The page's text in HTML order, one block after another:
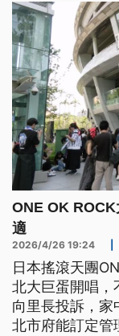
ONE OK
適
2026/4/26 19:24
日本搖滾天團
北大巨蛋開唱，
向里長投訴，家
北市府能訂定管